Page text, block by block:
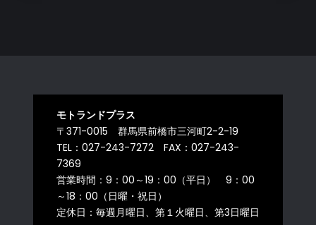
モトランドプラス
〒371-0015 群馬県前橋市三河町2-2-19
TEL：027-243-7272 FAX：027-243-
7369
営業時間：9：00～19：00（平日） 9：00
～18：00（日曜・祝日）
定休日：毎週月曜日、第１火曜日、第3日曜日